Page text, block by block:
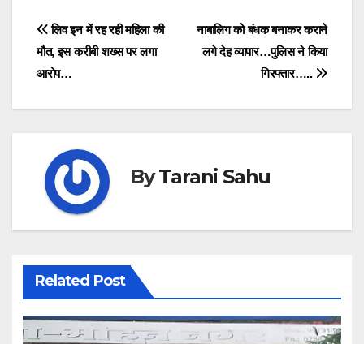
Post
navigation
नाबालिग को बंधक बनाकर कराने
लगे देह व्यापार…पुलिस ने किया
गिरफ्तार…..
लिव इन में रह रही महिला की
मौत, इस करीबी शख्स पर लगा
आरोप…
ByTarani Sahu
Related Post